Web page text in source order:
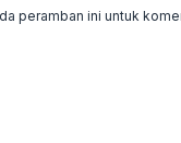
peramban ini untuk